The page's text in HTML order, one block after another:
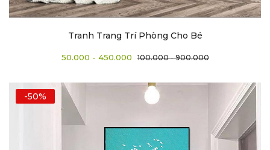
Tranh Trang Trí Phòng Cho Bé
50.000 - 450.000 100.000 - 900.000
-50%